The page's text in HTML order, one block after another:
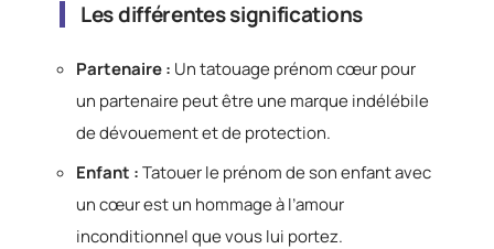
Les différentes significations
Partenaire : Un tatouage prénom cœur pour
un partenaire peut être une marque indélébile
de dévouement et de protection.
Enfant :Tatouer le prénom de son enfant avec
un cœur est un hommage à l’amour
inconditionnel que vous lui portez.